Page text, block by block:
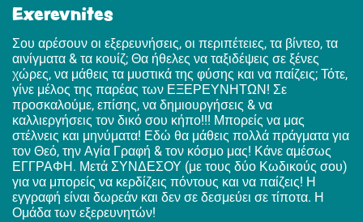
Exerevnites
Σου αρέσουν οι εξερευνήσεις, οι περιπέτειες, τα βίντεο, τα
αινίγματα & τα κουίζ; Θα ήθελες να ταξιδέψεις σε ξένες
χώρες, να μάθεις τα μυστικά της φύσης και να παίζεις; Τότε,
γίνε μέλος της παρέας των ΕΞΕΡΕΥΝΗΤΩΝ! Σε
προσκαλούμε, επίσης, να δημιουργήσεις & να
καλλιεργήσεις τον δικό σου κήπο!!! Μπορείς να μας
στέλνεις και μηνύματα! Εδώ θα μάθεις πολλά πράγματα για
τον Θεό, την Αγία Γραφή & τον κόσμο μας! Κάνε αμέσως
ΕΓΓΡΑΦΗ. Μετά ΣΥΝΔΕΣΟΥ (με τους δύο Κωδικούς σου)
για να μπορείς να κερδίζεις πόντους και να παίζεις! Η
εγγραφή είναι δωρεάν και δεν σε δεσμεύει σε τίποτα. Η
Ομάδα των εξερευνητών!